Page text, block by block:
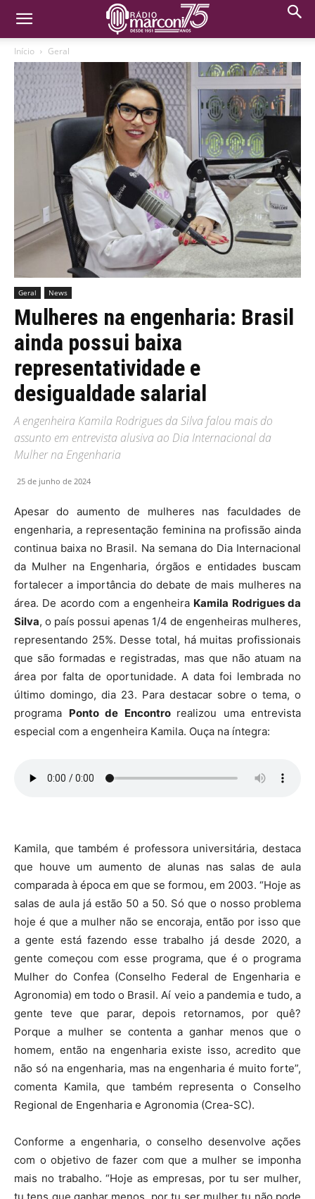
Início Geral
Geral News
Mulheres na engenharia: Brasil
ainda possui baixa
representatividade e
desigualdade salarial
A engenheira Kamila Rodrigues da Silva falou mais do
assunto em entrevista alusiva ao Dia Internacional da
Mulher na Engenharia
25 de junho de 2024
Apesar do aumento de mulheres nas faculdades de
engenharia, a representação feminina na profissão ainda
continua baixa no Brasil. Na semana do Dia Internacional
da Mulher na Engenharia, órgãos e entidades buscam
fortalecer a importância do debate de mais mulheres na
área. De acordo com a engenheira Kamila Rodrigues da
Silva, o país possui apenas 1/4 de engenheiras mulheres,
representando 25%. Desse total, há muitas profissionais
que são formadas e registradas, mas que não atuam na
área por falta de oportunidade. A data foi lembrada no
último domingo, dia 23. Para destacar sobre o tema, o
programa Ponto de Encontro realizou uma entrevista
especial com a engenheira Kamila. Ouça na íntegra:
Kamila, que também é professora universitária, destaca
que houve um aumento de alunas nas salas de aula
comparada à época em que se formou, em 2003. “Hoje as
salas de aula já estão 50 a 50. Só que o nosso problema
hoje é que a mulher não se encoraja, então por isso que
a gente está fazendo esse trabalho já desde 2020, a
gente começou com esse programa, que é o programa
Mulher do Confea (Conselho Federal de Engenharia e
Agronomia) em todo o Brasil. Aí veio a pandemia e tudo, a
gente teve que parar, depois retornamos, por quê?
Porque a mulher se contenta a ganhar menos que o
homem, então na engenharia existe isso, acredito que
não só na engenharia, mas na engenharia é muito forte”,
comenta Kamila, que também representa o Conselho
Regional de Engenharia e Agronomia (Crea-SC).
Conforme a engenharia, o conselho desenvolve ações
com o objetivo de fazer com que a mulher se imponha
mais no trabalho. “Hoje as empresas, por tu ser mulher,